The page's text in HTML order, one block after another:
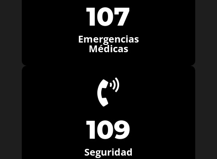
107
Emergencias
Médicas

109
Seguridad